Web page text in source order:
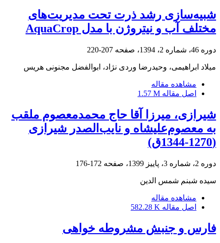
شبیه‌سازی رشد ذرت تحت مدیریت‌های
مختلف آب و نیتروژن با مدل AquaCrop
دوره 46، شماره 2، 1394، صفحه 207-220
میلاد ابراهیمی، وحیدرضا وردی نژاد، ابوالفضل مجنونی هریس
مشاهده مقاله
اصل مقاله 1.57 M
شیرازی، میرزا آقا حاج محمدمعصوم ملقب
به معصوم‌علیشاه و نایب‌الصدر شیرازی
(1270-1344ق)
دوره 2، شماره 3، پاییز 1399، صفحه 172-176
سیده شبنم شمس الدین
مشاهده مقاله
اصل مقاله 582.28 K
فارس و جنبش مشروطه خواهی